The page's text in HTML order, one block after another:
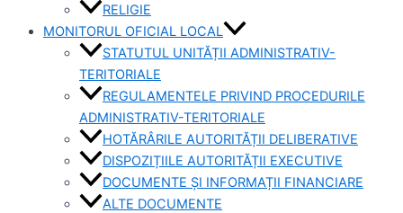
RELIGIE
MONITORUL OFICIAL LOCAL
STATUTUL UNITĂȚII ADMINISTRATIV-
TERITORIALE
REGULAMENTELE PRIVIND PROCEDURILE
ADMINISTRATIV-TERITORIALE
HOTĂRÂRILE AUTORITĂȚII DELIBERATIVE
DISPOZIȚIILE AUTORITĂȚII EXECUTIVE
DOCUMENTE ȘI INFORMAȚII FINANCIARE
ALTE DOCUMENTE